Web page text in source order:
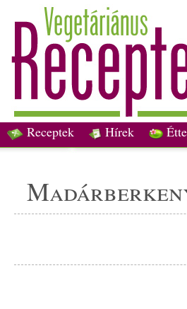
Receptek Hírek